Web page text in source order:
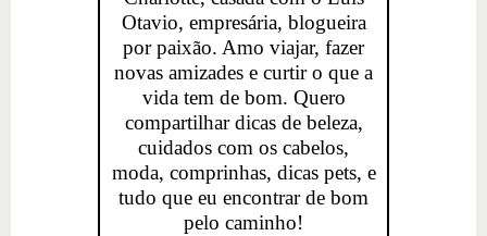
Otavio, empresária, blogueira
por paixão. Amo viajar, fazer
novas amizades e curtir o que a
vida tem de bom. Quero
compartilhar dicas de beleza,
cuidados com os cabelos,
moda, comprinhas, dicas pets, e
tudo que eu encontrar de bom
pelo caminho!